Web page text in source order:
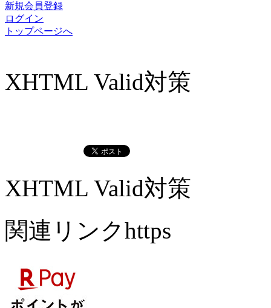
新規会員登録
ログイン
トップページへ
XHTML Valid対策
XHTML Valid対策
関連リンクhttps